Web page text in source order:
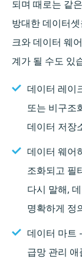
되며 때로는 같
방대한 데이터
크와 데이터 웨
계가 될 수도 있
데이터 레이
또는 비구조
데이터 저장
데이터 웨어
조화되고 필
다시 말해,
명확하게 정
데이터 마트
급망 관리